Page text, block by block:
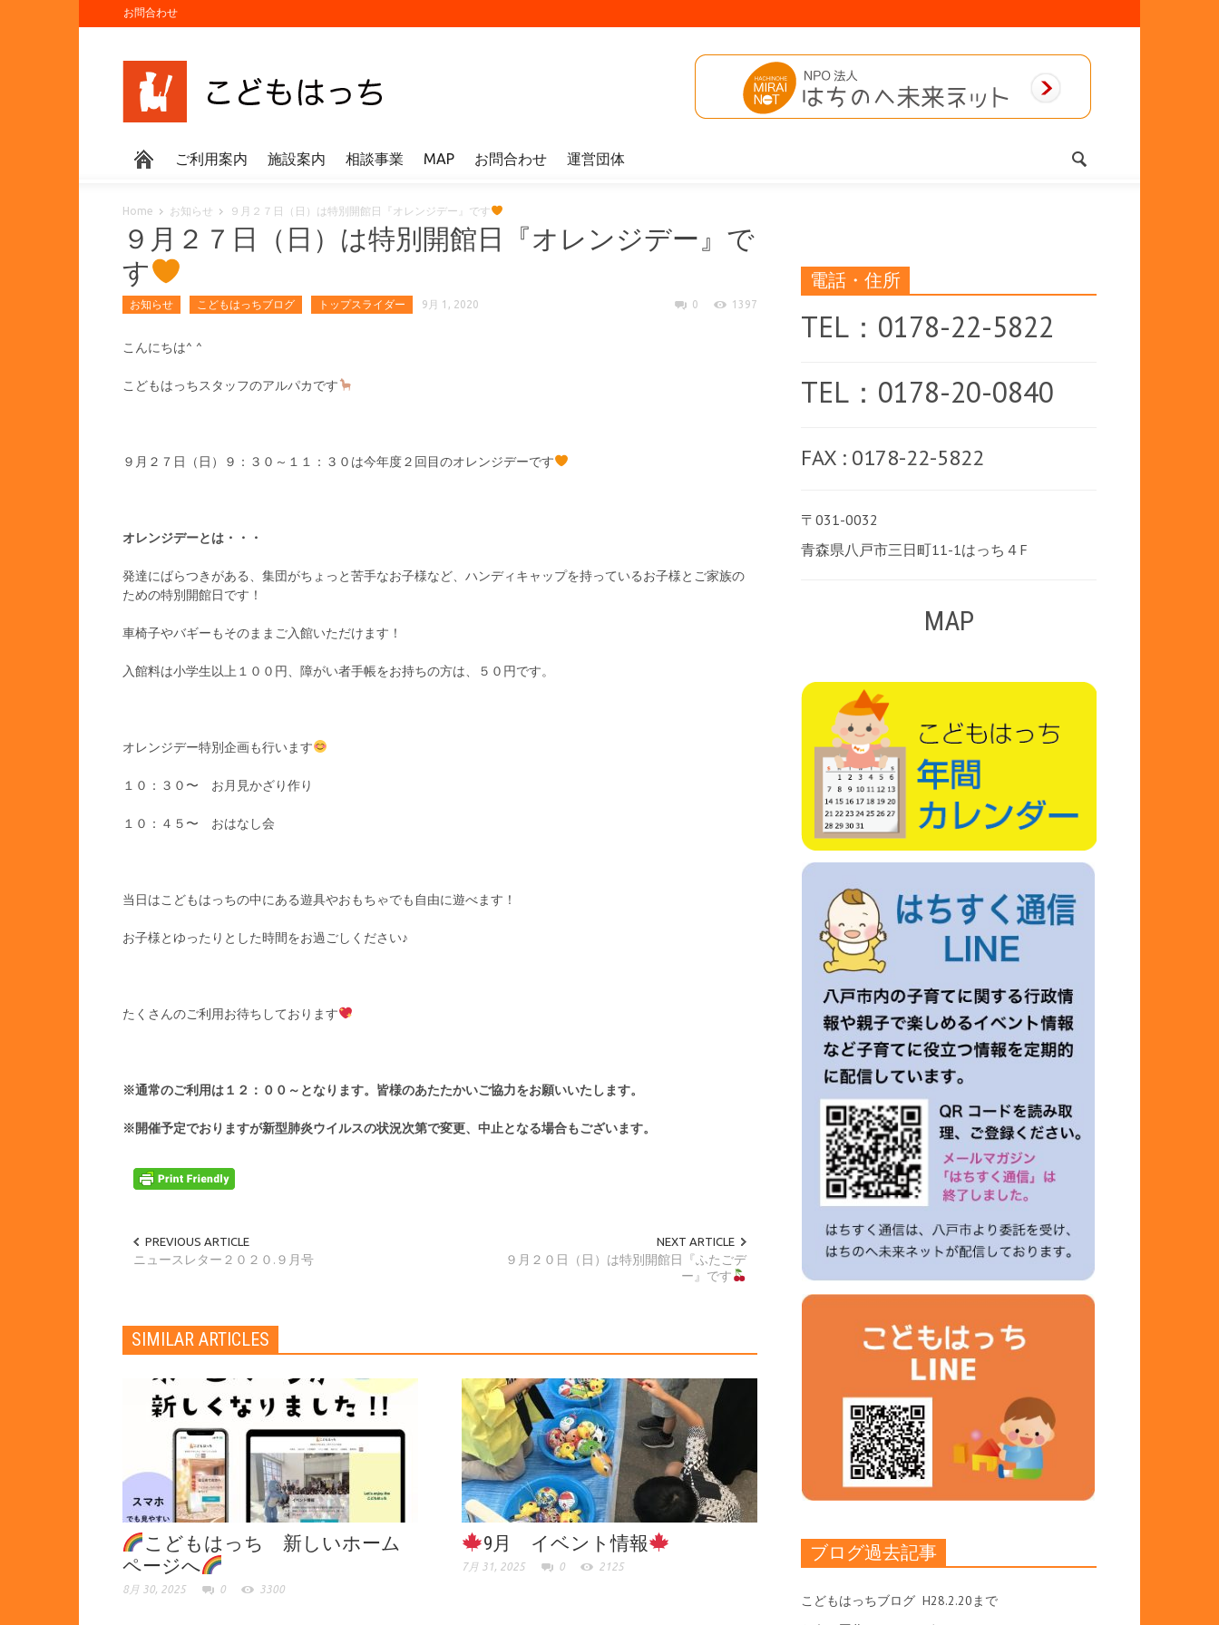
お問合わせ
ご利用案内 施設案内 相談事業 MAP お問合わせ 運営団体
Home お知らせ ９月２７日（日）は特別開館日『オレンジデー』です
９月２７日（日）は特別開館日『オレンジデー』で
す
お知らせ こどもはっちブログ トップスライダー 9月 1, 2020 0 1397
こんにちは^ ^
こどもはっちスタッフのアルパカです
９月２７日（日）９：３０～１１：３０は今年度２回目のオレンジデーです
オレンジデーとは・・・
発達にばらつきがある、集団がちょっと苦手なお子様など、ハンディキャップを持っているお子様とご家族の
ための特別開館日です！
車椅子やバギーもそのままご入館いただけます！
入館料は小学生以上１００円、障がい者手帳をお持ちの方は、５０円です。
オレンジデー特別企画も行います
１０：３０〜 お月見かざり作り
１０：４５〜 おはなし会
当日はこどもはっちの中にある遊具やおもちゃでも自由に遊べます！
お子様とゆったりとした時間をお過ごしください♪
たくさんのご利用お待ちしております
※通常のご利用は１２：００～となります。皆様のあたたかいご協力をお願いいたします。
※開催予定でおりますが新型肺炎ウイルスの状況次第で変更、中止となる場合もございます。
PREVIOUS ARTICLE
ニュースレター２０２０.９月号
NEXT ARTICLE
９月２０日（日）は特別開館日『ふたごデ
ー』です
SIMILAR ARTICLES
こどもはっち 新しいホーム
ページへ
8月 30, 2025 0 3300
9月 イベント情報
7月 31, 2025 0 2125
電話・住所
TEL：0178-22-5822
TEL：0178-20-0840
FAX : 0178-22-5822
〒031-0032
青森県八戸市三日町11-1はっち４F
MAP
ブログ過去記事
こどもはっちブログ H28.2.20まで